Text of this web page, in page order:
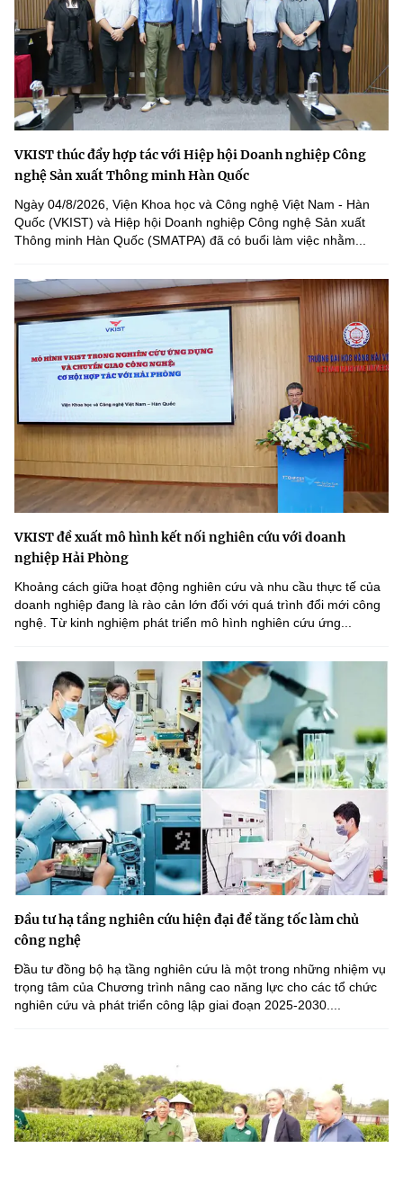
VKIST thúc đẩy hợp tác với Hiệp hội Doanh nghiệp Công
nghệ Sản xuất Thông minh Hàn Quốc
Ngày 04/8/2026, Viện Khoa học và Công nghệ Việt Nam - Hàn
Quốc (VKIST) và Hiệp hội Doanh nghiệp Công nghệ Sản xuất
Thông minh Hàn Quốc (SMATPA) đã có buổi làm việc nhằm...
VKIST đề xuất mô hình kết nối nghiên cứu với doanh
nghiệp Hải Phòng
Khoảng cách giữa hoạt động nghiên cứu và nhu cầu thực tế của
doanh nghiệp đang là rào cản lớn đối với quá trình đổi mới công
nghệ. Từ kinh nghiệm phát triển mô hình nghiên cứu ứng...
Đầu tư hạ tầng nghiên cứu hiện đại để tăng tốc làm chủ
công nghệ
Đầu tư đồng bộ hạ tầng nghiên cứu là một trong những nhiệm vụ
trọng tâm của Chương trình nâng cao năng lực cho các tổ chức
nghiên cứu và phát triển công lập giai đoạn 2025-2030....